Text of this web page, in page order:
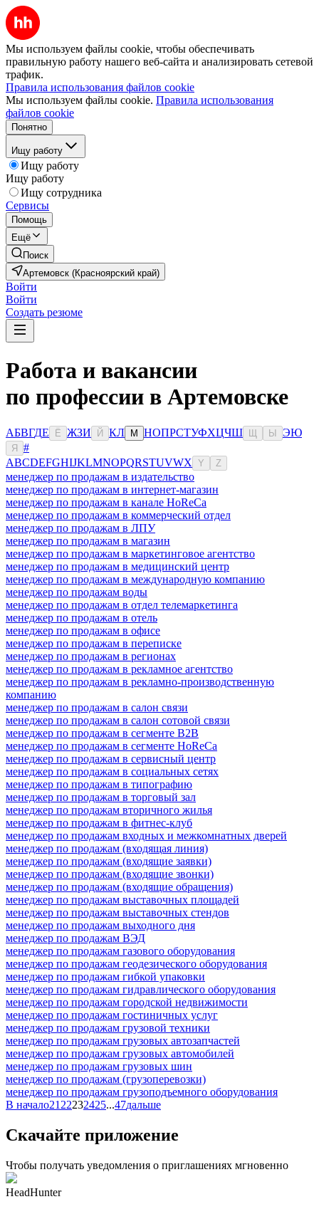
Мы используем файлы cookie, чтобы обеспечивать
правильную работу нашего веб-сайта и анализировать сетевой
трафик.
Правила использования файлов cookie
Мы используем файлы cookie. Правила использования
файлов cookie
Понятно
Ищу работу
Ищу работу
Ищу работу
Ищу сотрудника
Сервисы
Помощь
Ещё
Поиск
Артемовск (Красноярский край)
Войти
Войти
Создать резюме
Работа и вакансии
по профессии в Артемовске
АБВГДЕ Ё ЖЗИ Й КЛ М НОПРСТУФХЦЧШ Ы ЭЮ
Я
#
ABCDEFGHIJKLMNOPQRSTUVWX Y Z
менеджер по продажам в издательство
менеджер по продажам в интернет-магазин
менеджер по продажам в канале HoReCa
менеджер по продажам в коммерческий отдел
менеджер по продажам в ЛПУ
менеджер по продажам в магазин
менеджер по продажам в маркетинговое агентство
менеджер по продажам в медицинский центр
менеджер по продажам в международную компанию
менеджер по продажам воды
менеджер по продажам в отдел телемаркетинга
менеджер по продажам в отель
менеджер по продажам в офисе
менеджер по продажам в переписке
менеджер по продажам в регионах
менеджер по продажам в рекламное агентство
менеджер по продажам в рекламно-производственную
компанию
менеджер по продажам в салон связи
менеджер по продажам в салон сотовой связи
менеджер по продажам в сегменте B2B
менеджер по продажам в сегменте HoReCa
менеджер по продажам в сервисный центр
менеджер по продажам в социальных сетях
менеджер по продажам в типографию
менеджер по продажам в торговый зал
менеджер по продажам вторичного жилья
менеджер по продажам в фитнес-клуб
менеджер по продажам входных и межкомнатных дверей
менеджер по продажам (входящая линия)
менеджер по продажам (входящие заявки)
менеджер по продажам (входящие звонки)
менеджер по продажам (входящие обращения)
менеджер по продажам выставочных площадей
менеджер по продажам выставочных стендов
менеджер по продажам выходного дня
менеджер по продажам ВЭД
менеджер по продажам газового оборудования
менеджер по продажам геодезического оборудования
менеджер по продажам гибкой упаковки
менеджер по продажам гидравлического оборудования
менеджер по продажам городской недвижимости
менеджер по продажам гостиничных услуг
менеджер по продажам грузовой техники
менеджер по продажам грузовых автозапчастей
менеджер по продажам грузовых автомобилей
менеджер по продажам грузовых шин
менеджер по продажам (грузоперевозки)
менеджер по продажам грузоподъемного оборудования
В начало21 22232425...47дальше
Скачайте приложение
Чтобы получать уведомления о приглашениях мгновенно
HeadHunter